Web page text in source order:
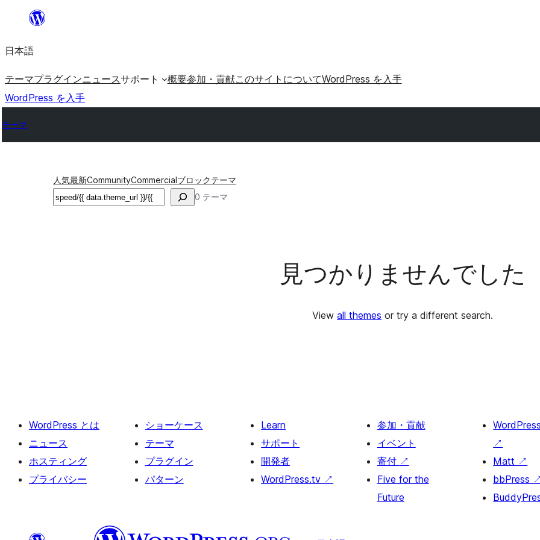
を
ッ
プ
日本語
テーマプラグインニュースサポート 概要参加・貢献このサイトについてWordPress を入手
WordPress を入手
テーマ
人気最新CommunityCommercialブロックテーマ
検
0 テーマ
見つかりませんでした
View all themes or try a different search.
WordPress とは
ニュース
ホスティング
プライバシー
ショーケース
テーマ
プラグイン
パターン
Learn
サポート
開発者
WordPress.tv ↗
参加・貢献
イベント
寄付 ↗
Five for the
Future
↗
Matt ↗
bbPress ↗